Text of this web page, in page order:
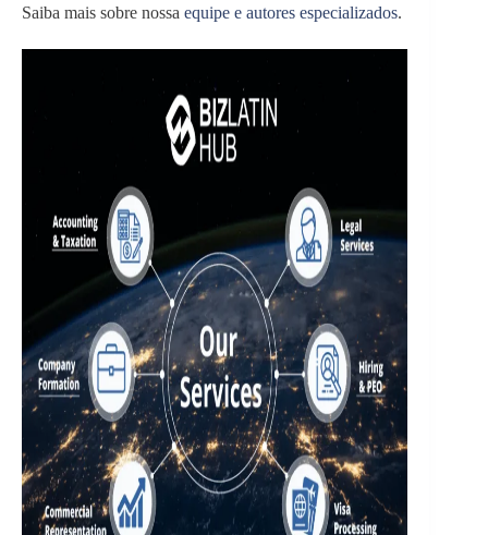
Saiba mais sobre nossa equipe e autores especializados.